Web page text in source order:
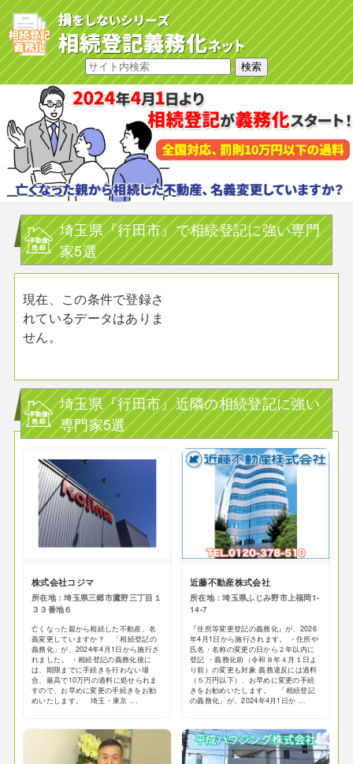
埼玉県『行田市』で相続登記に強い専門
家5選
現在、この条件で登録さ
れているデータはありま
せん。
埼玉県『行田市』近隣の相続登記に強い
専門家5選
株式会社コジマ
所在地：埼玉県三郷市鷹野三丁目１
３３番地６
亡くなった親から相続した不動産、名
義変更していますか？ 「相続登記の
義務化」が、2024年4月1日から施行さ
れました。 ・相続登記の義務化後に
は、期限までに手続きを行わない場
合、最高で10万円の過料に処せられま
すので、お早めに変更の手続きをお勧
めいたします。 埼玉・東京 ...
近藤不動産株式会社
所在地：埼玉県ふじみ野市上福岡1-
14-7
『住所等変更登記の義務化』が、2026
年4月1日から施行されます。 ・住所や
氏名・名称の変更の日から２年以内に
登記 ・義務化前（令和８年４月１日よ
り前）の変更も対象 義務違反には過料
（５万円以下）、お早めに変更の手続
きをお勧めいたします。 「相続登記
の義務化」が、2024年4月1日か ...